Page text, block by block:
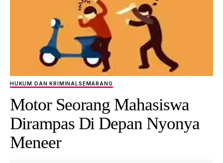
HUKUM DAN KRIMINALSEMARANG
Motor Seorang Mahasiswa
Dirampas Di Depan Nyonya
Meneer